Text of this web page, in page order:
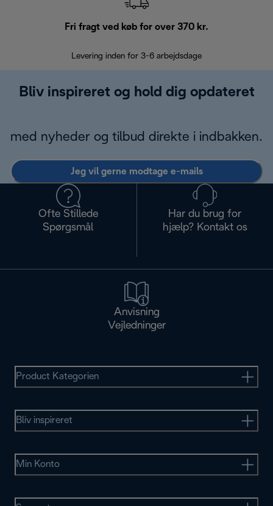
Fri fragt ved køb for over 370 kr.
Levering inden for 3-6 arbejdsdage
Bliv inspireret og hold dig opdateret
med nyheder og tilbud direkte i indbakken.
Jeg vil gerne modtage e-mails
Ofte Stillede
Spørgsmål
Har du brug for
hjælp? Kontakt os
Anvisning
Vejledninger
Product Kategorien
Bliv inspireret
Min Konto